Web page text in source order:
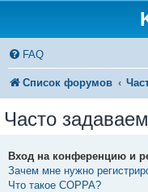
FAQ
Список форумов
Часто
Вход на конференцию и
Зачем мне нужно
Что такое COPPA?